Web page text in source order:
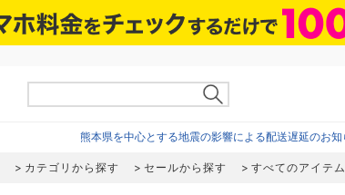
熊本県を中心とする地震の影響による配送遅延のお知
カテゴリから探す セールから探す すべてのアイテム